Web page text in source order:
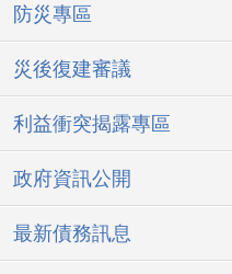
防災專區
災後復建審議
利益衝突揭露專區
政府資訊公開
最新債務訊息